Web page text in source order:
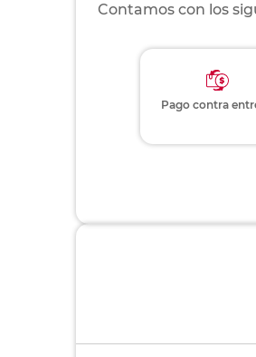
Contamos con los
Pago contra